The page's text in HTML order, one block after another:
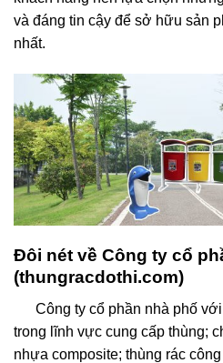
và đáng tin cậy để sở hữu sản
nhất.
Đôi nét về Công ty cổ
(thungracdothi.com)
Công ty cổ phần nhà phố
trong lĩnh vực cung cấp thùng;
nhựa composite; thùng rác